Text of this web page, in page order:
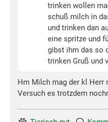
trinken wollen
schuß milch in
und trinken dan
eine spritze und
gibst ihm das so
trinken Gruß und
Hm Milch mag der kl Herr
Versuch es trotzdem